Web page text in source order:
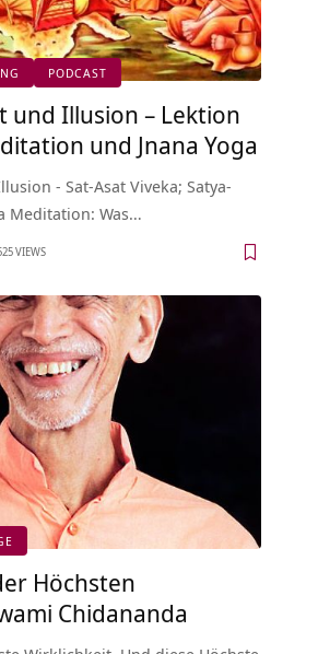
PODCAST
und Illusion – Lektion
und Jnana Yoga
- Sat-Asat Viveka; Satya-
Meditation: Was…
VIEWS
Höchsten
Chidananda